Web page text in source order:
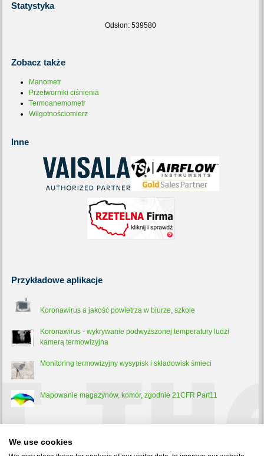
Statystyka
Odsłon: 539580
Zobacz także
Manometr
Przetworniki ciśnienia
Termoanemometr
Wilgotnościomierz
Inne
Przykładowe aplikacje
Koronawirus a jakość powietrza w biurze, szkole
Koronawirus - wykrywanie podwyższonej temperatury ludzi
kamerą termowizyjna
Monitoring termowizyjny wysypisk i składowisk śmieci
Mapowanie magazynów, komór, zgodnie 21CFR Part11
We use cookies